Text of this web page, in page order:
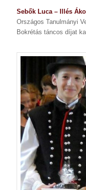
Sebők Luca – Illés
Országos Tanulmányi
Bokrétás táncos díjat